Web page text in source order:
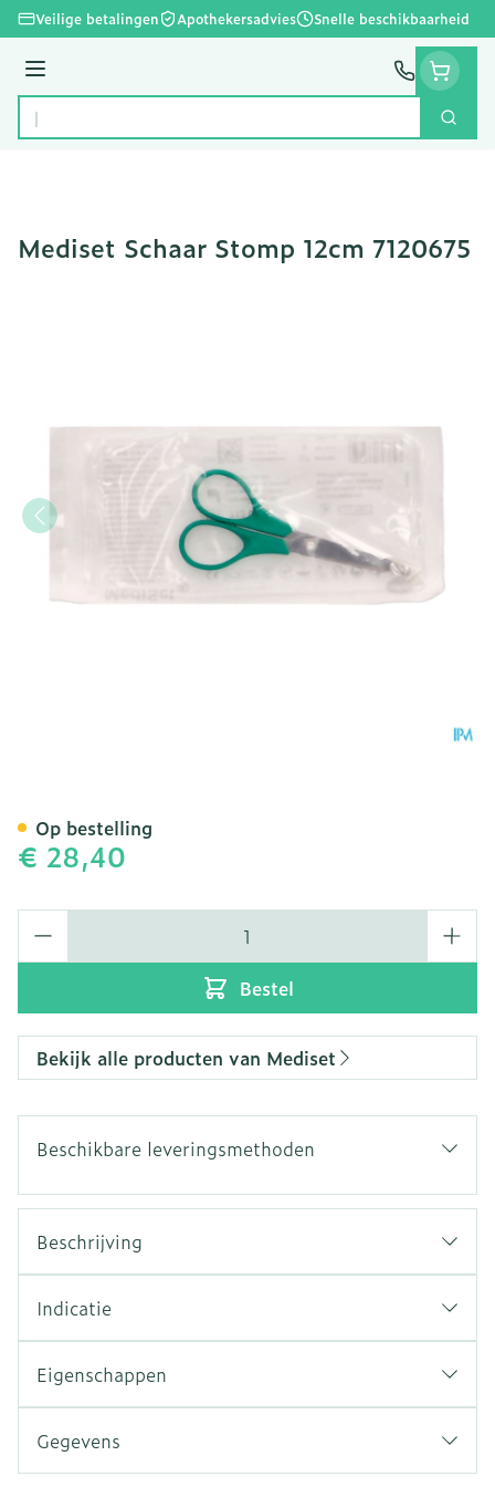
Ga naar de inhoud
Veilige betalingen Apothekersadvies Snelle beschikbaarheid
Menu
Product, merk, categorie...
Zoek
Mediset Schaar Stomp 12cm 7120675
€ 28,40
Bestel
Op bestelling
Bekijk alle producten van Mediset
Beschikbare leveringsmethoden
Beschrijving
Indicatie
Eigenschappen
Gegevens